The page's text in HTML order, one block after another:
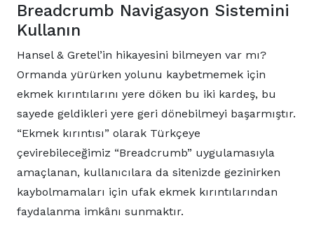
Breadcrumb Navigasyon Sistemini
Kullanın
Hansel & Gretel’in hikayesini bilmeyen var mı?
Ormanda yürürken yolunu kaybetmemek için
ekmek kırıntılarını yere döken bu iki kardeş, bu
sayede geldikleri yere geri dönebilmeyi başarmıştır.
“Ekmek kırıntısı” olarak Türkçeye
çevirebileceğimiz “Breadcrumb” uygulamasıyla
amaçlanan, kullanıcılara da sitenizde gezinirken
kaybolmamaları için ufak ekmek kırıntılarından
faydalanma imkânı sunmaktır.